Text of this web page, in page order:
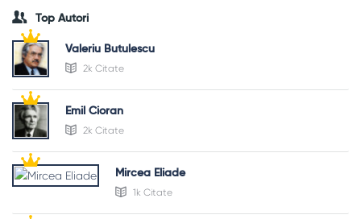
Top Autori
Valeriu Butulescu
2k Citate
Emil Cioran
2k Citate
Mircea Eliade
1k Citate